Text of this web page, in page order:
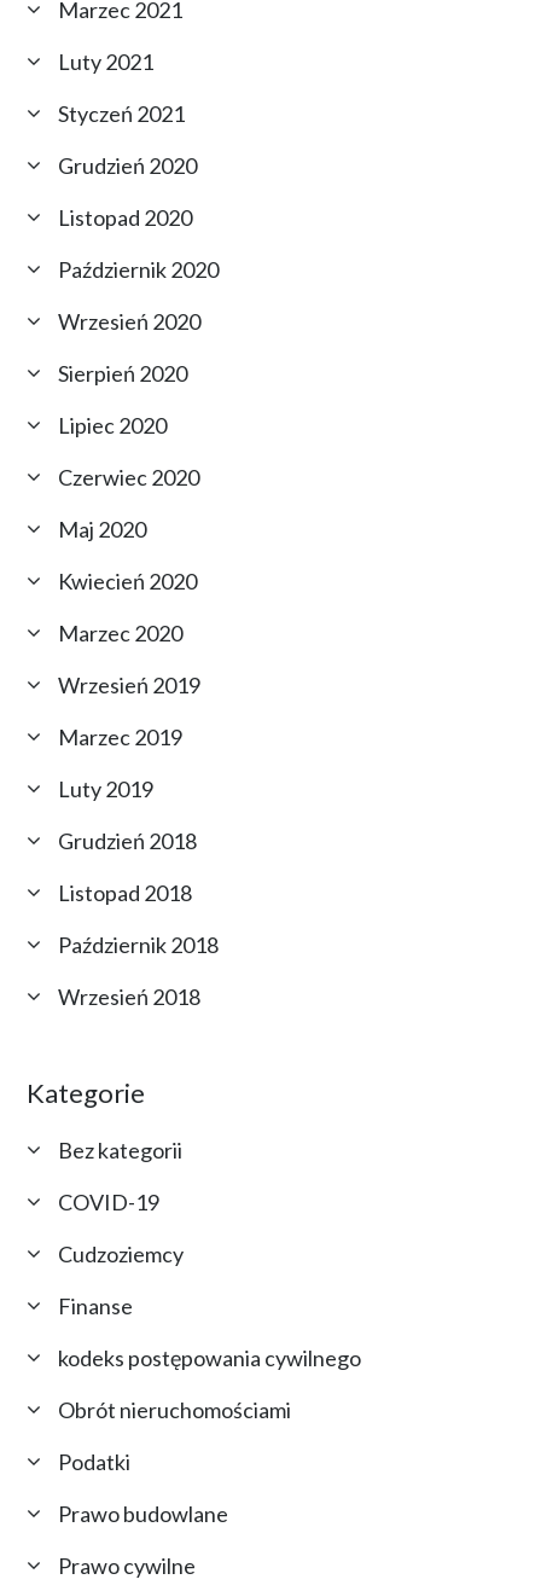
Marzec 2021
Luty 2021
Styczeń 2021
Grudzień 2020
Listopad 2020
Październik 2020
Wrzesień 2020
Sierpień 2020
Lipiec 2020
Czerwiec 2020
Maj 2020
Kwiecień 2020
Marzec 2020
Wrzesień 2019
Marzec 2019
Luty 2019
Grudzień 2018
Listopad 2018
Październik 2018
Wrzesień 2018
Kategorie
Bez kategorii
COVID-19
Cudzoziemcy
Finanse
kodeks postępowania cywilnego
Obrót nieruchomościami
Podatki
Prawo budowlane
Prawo cywilne